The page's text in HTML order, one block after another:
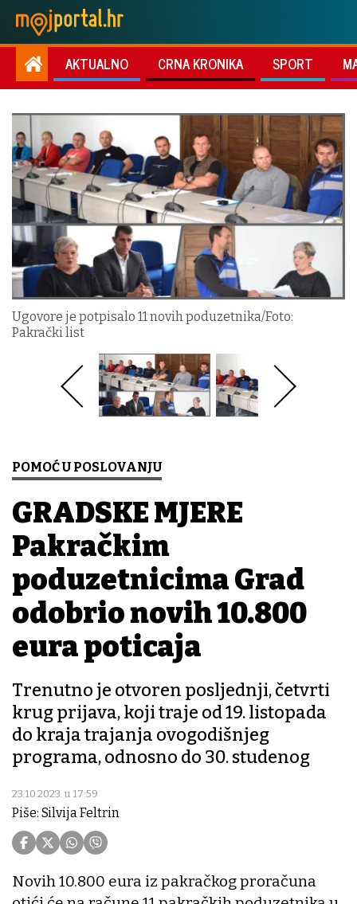
AKTUALNO CRNA KRONIKA SPORT
Ugovore je potpisalo 11 novih poduzetnika/Foto:
Pakrački list
POMOĆ U POSLOVANJU
GRADSKE MJERE
Pakračkim
poduzetnicima Grad
odobrio novih 10.800
eura poticaja
Trenutno je otvoren posljednji, četvrti
krug prijava, koji traje od 19. listopada
do kraja trajanja ovogodišnjeg
programa, odnosno do 30. studenog
23.10.2023. u 17:59
Piše: Silvija Feltrin
Novih 10.800 eura iz pakračkog proračuna